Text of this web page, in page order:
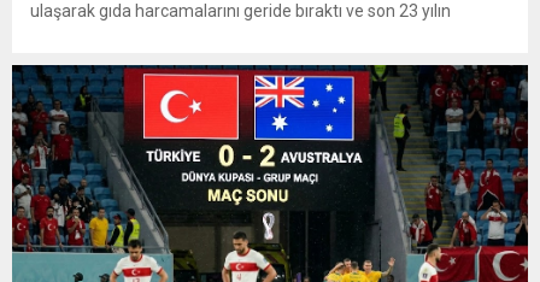
ulaşarak gıda harcamalarını geride bıraktı ve son 23 yılın